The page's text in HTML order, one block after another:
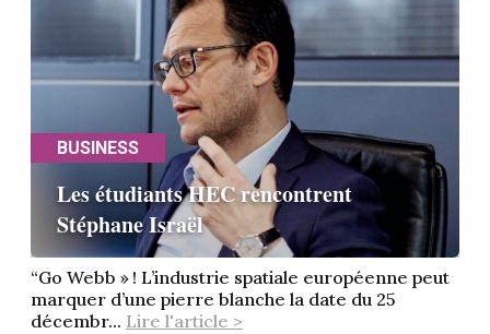
BUSINESS
Les étudiants HEC rencontrent
Stéphane Israël
“Go Webb » ! L’industrie spatiale européenne peut
marquer d’une pierre blanche la date du 25
décembr... Lire l'article >